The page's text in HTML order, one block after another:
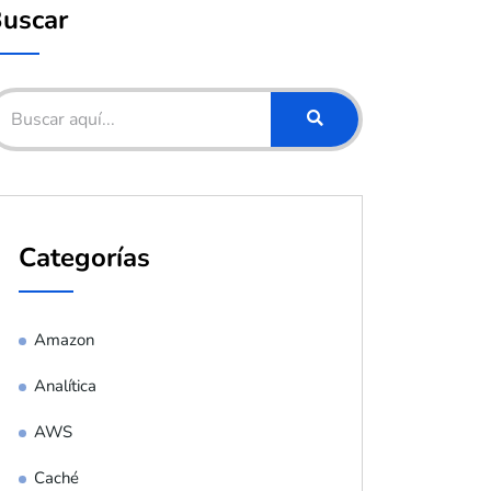
Categorías
Amazon
Analítica
AWS
Caché